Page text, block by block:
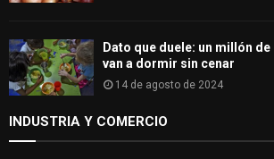
Dato que duele: un millón
van a dormir sin cenar
14 de agosto de 2024
INDUSTRIA Y COMERCIO